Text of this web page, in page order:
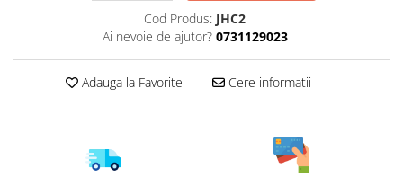
Cod Produs: JHC2
Ai nevoie de ajutor? 0731129023
Adauga la Favorite Cere informatii